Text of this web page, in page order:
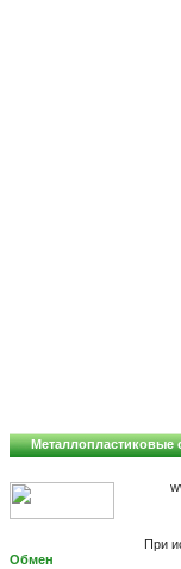
Металлопластиковые
При
Обмен